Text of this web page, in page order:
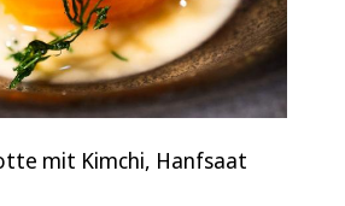
mit Kimchi, Hanfsaat